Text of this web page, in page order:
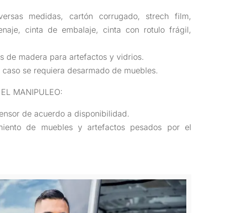
medidas, cartón corrugado, strech film,
cinta de embalaje, cinta con rotulo frágil,
de madera para artefactos y vidrios.
se requiera desarmado de muebles.
MANIPULEO:
de acuerdo a disponibilidad.
de muebles y artefactos pesados por el